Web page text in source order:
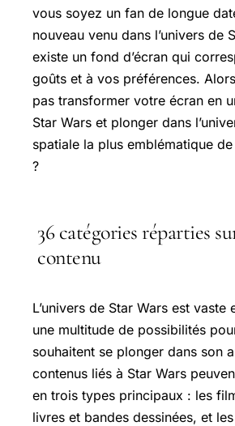
vous soyez un fan de longue
nouveau venu dans l’univers de
existe un fond d’écran qui
goûts et à vos préférences.
pas transformer votre écran en
Star Wars et plonger dans
spatiale la plus emblématique
?
36 catégories réparties
contenu
L’univers de Star Wars est
une multitude de possibilités
souhaitent se plonger dans son
contenus liés à Star Wars
en trois types principaux : les
livres et bandes dessinées, et